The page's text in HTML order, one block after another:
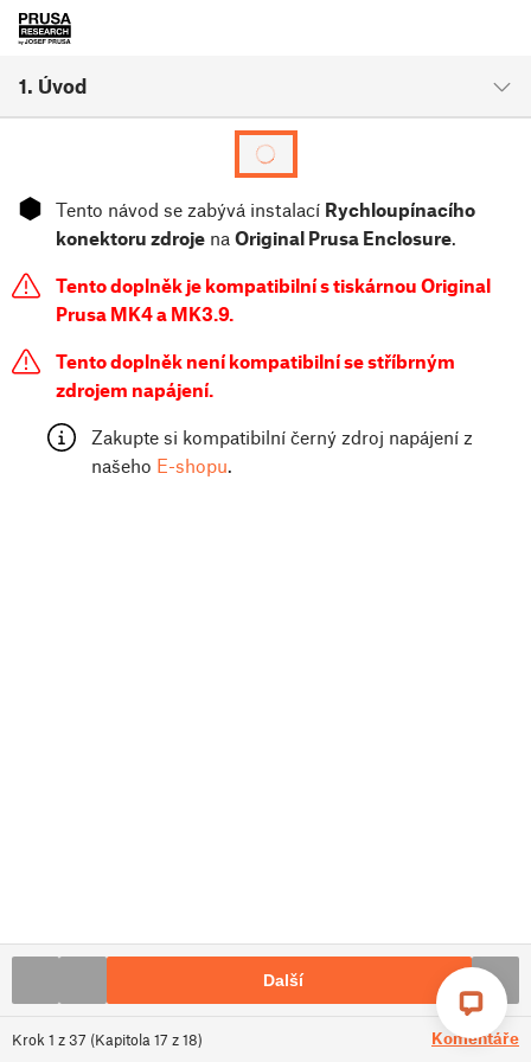
1. Úvod
Krok 1 z37 (Kapitola 17 z18) Komentáře
⬢ Tento návod se zabývá instalací Rychloupínacího
konektoru zdroje na Original Prusa Enclosure.
Tento doplněk je kompatibilní s tiskárnou Original
Prusa MK4 a MK3.9.
Tento doplněk není kompatibilní se stříbrným
zdrojem napájení.
Zakupte si kompatibilní černý zdroj napájení z
našeho E-shopu.
Další